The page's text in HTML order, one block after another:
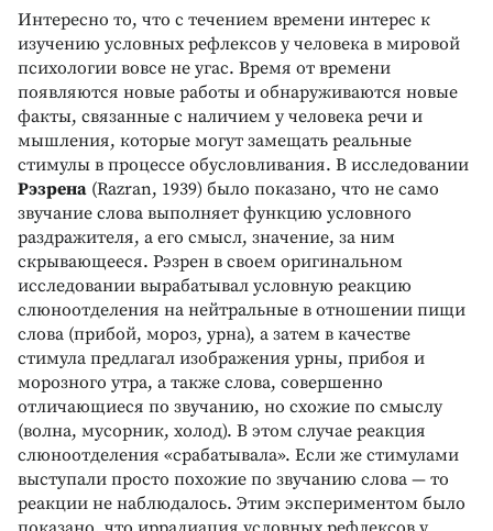
Интересно то, что с течением времени интерес к
изучению условных рефлексов у человека в мировой
психологии вовсе не угас. Время от времени
появляются новые работы и обнаруживаются новые
факты, связанные с наличием у человека речи и
мышления, которые могут замещать реальные
стимулы в процессе обусловливания. В исследовании
Рэзрена (Razran, 1939) было показано, что не само
звучание слова выполняет функцию условного
раздражителя, а его смысл, значение, за ним
скрывающееся. Рэзрен в своем оригинальном
исследовании вырабатывал условную реакцию
слюноотделения на нейтральные в отношении пищи
слова (прибой, мороз, урна), а затем в качестве
стимула предлагал изображения урны, прибоя и
морозного утра, а также слова, совершенно
отличающиеся по звучанию, но схожие по смыслу
(волна, мусорник, холод). В этом случае реакция
слюноотделения «срабатывала». Если же стимулами
выступали просто похожие по звучанию слова — то
реакции не наблюдалось. Этим экспериментом было